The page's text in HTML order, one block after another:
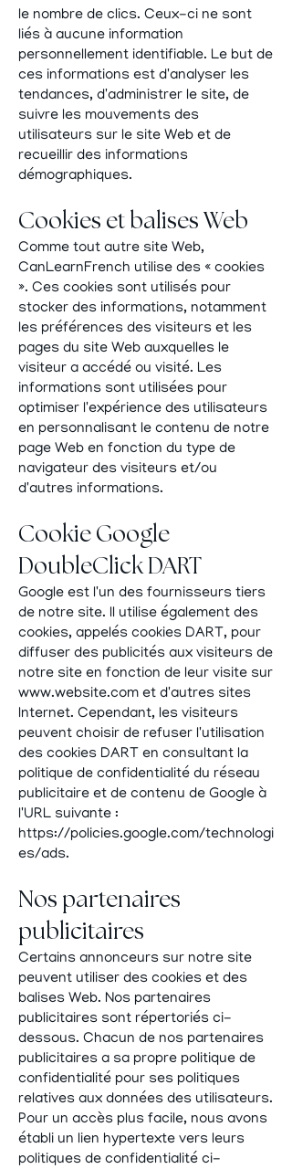
le nombre de clics. Ceux-ci ne sont
liés à aucune information
personnellement identifiable. Le but de
ces informations est d'analyser les
tendances, d'administrer le site, de
suivre les mouvements des
utilisateurs sur le site Web et de
recueillir des informations
démographiques.
Cookies et balises Web
Comme tout autre site Web,
CanLearnFrench utilise des « cookies
». Ces cookies sont utilisés pour
stocker des informations, notamment
les préférences des visiteurs et les
pages du site Web auxquelles le
visiteur a accédé ou visité. Les
informations sont utilisées pour
optimiser l'expérience des utilisateurs
en personnalisant le contenu de notre
page Web en fonction du type de
navigateur des visiteurs et/ou
d'autres informations.
Cookie Google
DoubleClick DART
Google est l'un des fournisseurs tiers
de notre site. Il utilise également des
cookies, appelés cookies DART, pour
diffuser des publicités aux visiteurs de
notre site en fonction de leur visite sur
www.website.com et d'autres sites
Internet. Cependant, les visiteurs
peuvent choisir de refuser l'utilisation
des cookies DART en consultant la
politique de confidentialité du réseau
publicitaire et de contenu de Google à
l'URL suivante :
https://policies.google.com/technologi
es/ads.
Nos partenaires
publicitaires
Certains annonceurs sur notre site
peuvent utiliser des cookies et des
balises Web. Nos partenaires
publicitaires sont répertoriés ci-
dessous. Chacun de nos partenaires
publicitaires a sa propre politique de
confidentialité pour ses politiques
relatives aux données des utilisateurs.
Pour un accès plus facile, nous avons
établi un lien hypertexte vers leurs
politiques de confidentialité ci-